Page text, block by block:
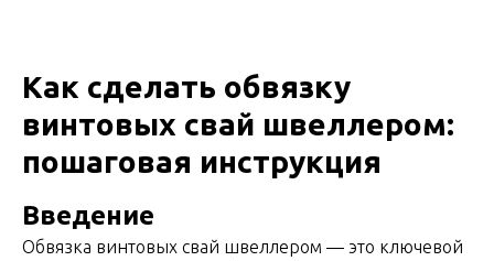
Как сделать обвязку
винтовых свай швеллером:
пошаговая инструкция
Введение
Обвязка винтовых свай швеллером — это ключевой